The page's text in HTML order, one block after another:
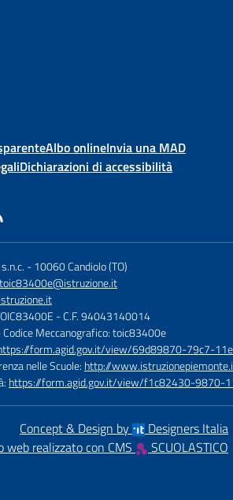
Albo onlineInvia una MAD
Dichiarazioni di accessibilità
-10060 Candiolo (TO)
toic83400e@istruzione.it
- C.F. 94043140014
Codice Meccanografico: toic83400e
form.agid.gov.it/view/69d89870-79c7-
nelle Scuole: http://
https://form.agid.gov.it/view/f1c82430-9870-
Concept & Design by
Designers Italia
web realizzato con CMS
SCUOLASTICO